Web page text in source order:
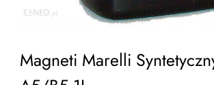
Magneti Marelli